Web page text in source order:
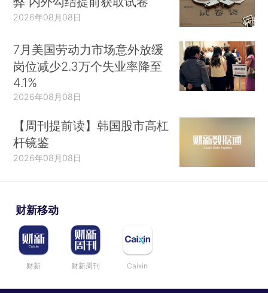
2026年08月08日
7月美国劳动力市场意外放缓
岗位减少2.3万个失业率降至
4.1%
2026年08月08日
【周刊提前读】韩国股市高杠
杆镜鉴
2026年08月08日
财新移动
财新 财新周刊 Caixin